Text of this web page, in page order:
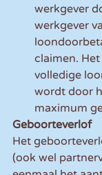
werkgever
werkgever
claimen.
volledige
wordt door
maximum
Geboorteverlof
Het
(ook wel